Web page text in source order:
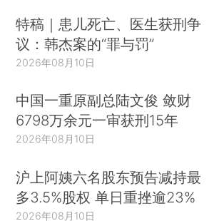
特稿｜患儿死亡、医生获刑争
议：韩杰案的“罪与罚”
2026年08月10日
中国一重原副总陆文俊 敛财
6798万余元一审获刑15年
2026年08月10日
沪上阿姨六名股东预告减持最
多3.5%股权 单日重挫逾23%
2026年08月10日